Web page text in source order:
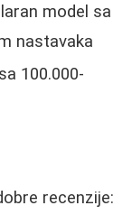
model sa
nastavaka
100.000-
recenzije: